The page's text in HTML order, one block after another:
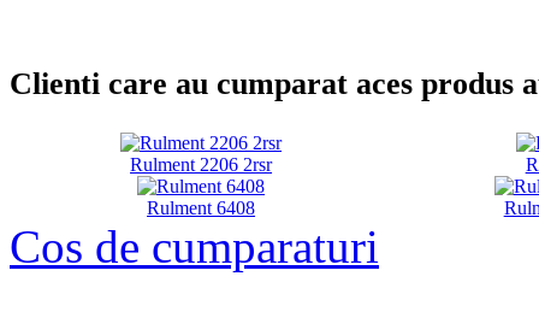
Clienti care au cumparat aces produs
Rulment 2206 2rsr
Rulment 6408
Cos de cumparaturi